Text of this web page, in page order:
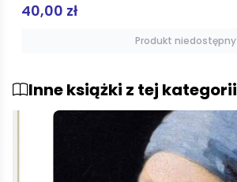
40,00 zł
Produkt niedostępny
Inne książki z tej kategorii